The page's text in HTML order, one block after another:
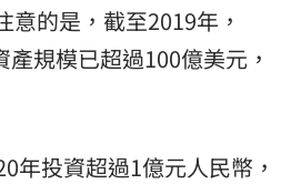
的是，截至2019年，
規模已超過100億美元，
年投資超過1億元人民幣，